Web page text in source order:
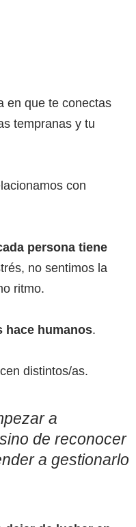
en que te conectas
tempranas y tu
con
persona tiene
no sentimos la
ritmo.
hace humanos.
distintos/as.
a
de reconocer
a gestionarlo